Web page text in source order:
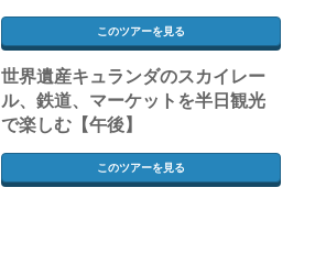
このツアーを見る
世界遺産キュランダのスカイレー
ル、鉄道、マーケットを半日観光
で楽しむ【午後】
このツアーを見る